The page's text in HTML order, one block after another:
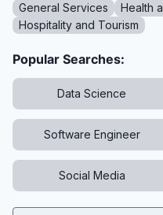
General Services
Health
Hospitality and Tourism
Popular Searches:
Data Science
Software Engineer
Social Media